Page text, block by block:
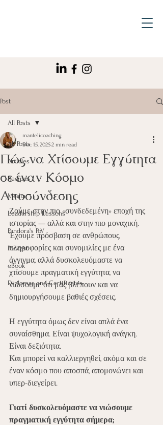
Post
All Posts
Articles
Recipes
Media
Leadership Lessons
Pandora's PoV
Podcast
eBook
Diplomas and Certificates
All Posts
Πώς να Χτίσουμε Εγγύτητα
σε έναν Κόσμο
Αποσύνδεσης
mantelicoaching
Dec 15, 20252 min read
Ζούμε στην πιο «συνδεδεμένη» εποχή της
ιστορίας — αλλά και στην πιο μοναχική.
Έχουμε πρόσβαση σε ανθρώπους,
πληροφορίες και συνομιλίες με ένα
άγγιγμα, αλλά δυσκολευόμαστε να
χτίσουμε πραγματική εγγύτητα, να
νιώσουμε ότι μας βλέπουν και να
δημιουργήσουμε βαθιές σχέσεις.
Η εγγύτητα όμως δεν είναι απλά ένα
συναίσθημα. Είναι ψυχολογική ανάγκη.
Είναι δεξιότητα.
Και μπορεί να καλλιεργηθεί, ακόμα και σε
έναν κόσμο που αποσπά, απομονώνει και
υπερ-διεγείρει.
Γιατί δυσκολευόμαστε να νιώσουμε
πραγματική εγγύτητα σήμερα;